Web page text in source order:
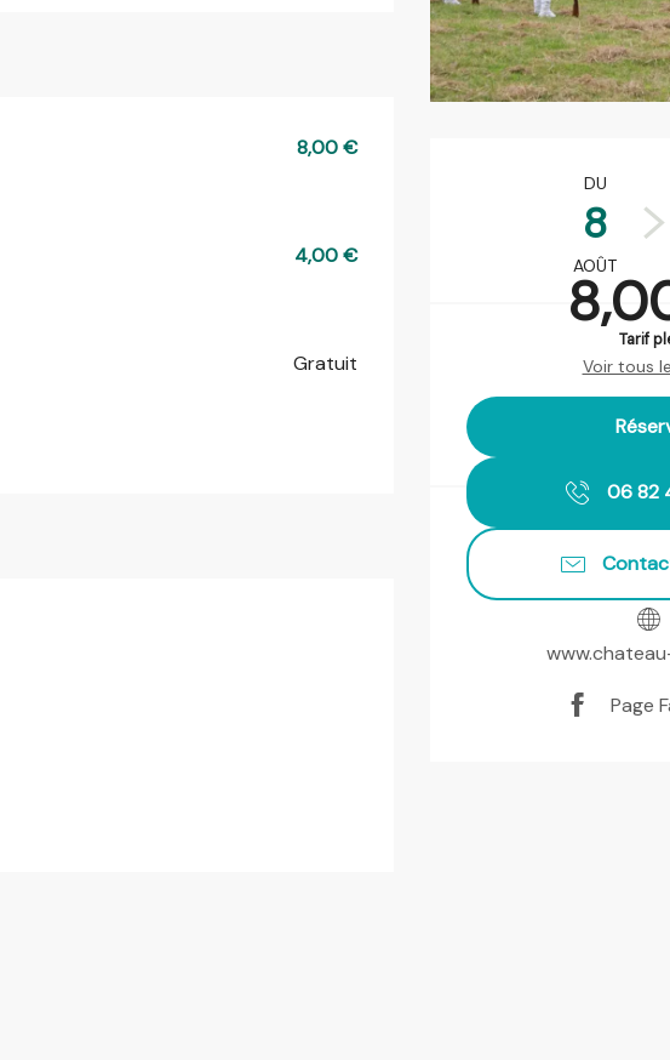
Ouverture
DU
8
AOÛT
Tarif
Voir tous
06 82
Page
8,00 €
4,00 €
Gratuit